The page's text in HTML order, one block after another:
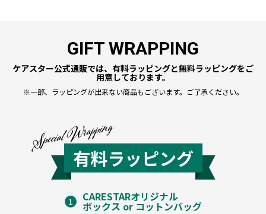
GIFT WRAPPING
ケアスター公式通販では、有料ラッピングと無料ラッピングをご
用意しております。
※一部、ラッピングが出来ない商品もございます。ご了承ください。
有料ラッピング
1 CARESTARオリジナル
ボックス or コットンバッグ